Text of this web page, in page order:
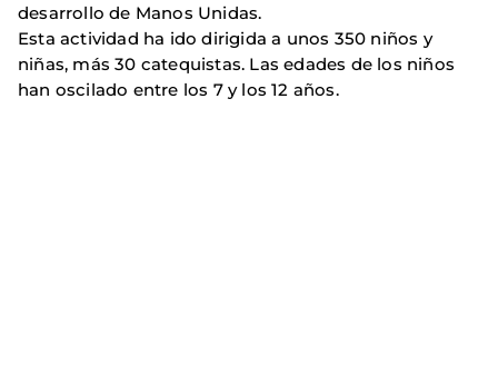
desarrollo de Manos Unidas.
Esta actividad ha ido dirigida a unos 350 niños y
niñas, más 30 catequistas. Las edades de los niños
han oscilado entre los 7 y los 12 años.